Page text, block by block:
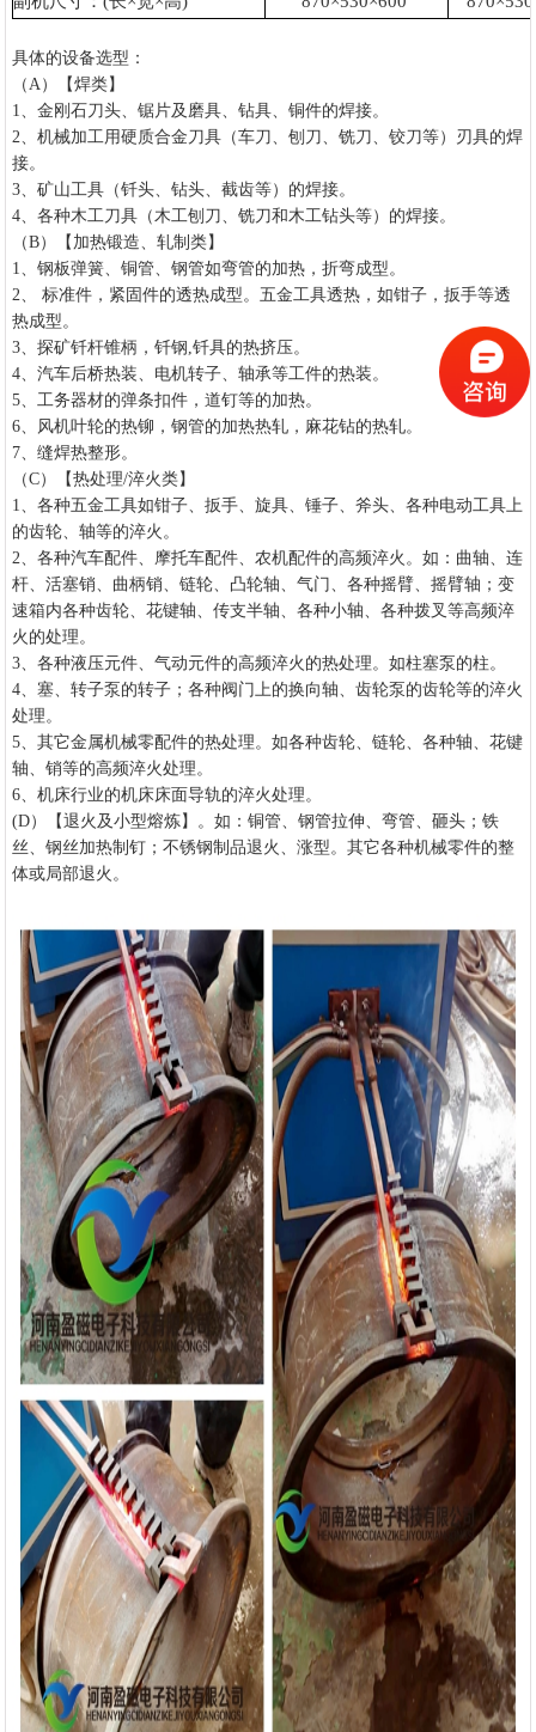
具体的设备选型：
（A）【焊类】
1、金刚石刀头、锯片及磨具、钻具、铜件的焊接。
2、机械加工用硬质合金刀具（车刀、刨刀、铣刀、铰刀等）刃具的焊
接。
3、矿山工具（钎头、钻头、截齿等）的焊接。
4、各种木工刀具（木工刨刀、铣刀和木工钻头等）的焊接。
（B）【加热锻造、轧制类】
1、钢板弹簧、铜管、钢管如弯管的加热，折弯成型。
2、 标准件，紧固件的透热成型。五金工具透热，如钳子，扳手等透
热成型。
3、探矿钎杆锥柄，钎钢,钎具的热挤压。
4、汽车后桥热装、电机转子、轴承等工件的热装。
5、工务器材的弹条扣件，道钉等的加热。
6、风机叶轮的热铆，钢管的加热热轧，麻花钻的热轧。
7、缝焊热整形。
（C）【热处理/淬火类】
1、各种五金工具如钳子、扳手、旋具、锤子、斧头、各种电动工具上
的齿轮、轴等的淬火。
2、各种汽车配件、摩托车配件、农机配件的高频淬火。如：曲轴、连
杆、活塞销、曲柄销、链轮、凸轮轴、气门、各种摇臂、摇臂轴；变
速箱内各种齿轮、花键轴、传支半轴、各种小轴、各种拨叉等高频淬
火的处理。
3、各种液压元件、气动元件的高频淬火的热处理。如柱塞泵的柱。
4、塞、转子泵的转子；各种阀门上的换向轴、齿轮泵的齿轮等的淬火
处理。
5、其它金属机械零配件的热处理。如各种齿轮、链轮、各种轴、花键
轴、销等的高频淬火处理。
6、机床行业的机床床面导轨的淬火处理。
(D）【退火及小型熔炼】。如：铜管、钢管拉伸、弯管、砸头；铁
丝、钢丝加热制钉；不锈钢制品退火、涨型。其它各种机械零件的整
体或局部退火。